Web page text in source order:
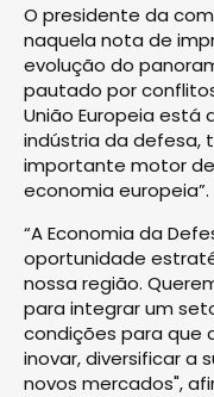
O presidente da
naquela nota de
evolução do
pautado por
União Europeia está
indústria da defesa,
importante motor
economia europeia”.
“A Economia da
oportunidade
nossa região.
para integrar um
condições para que
inovar, diversificar a
novos mercados",